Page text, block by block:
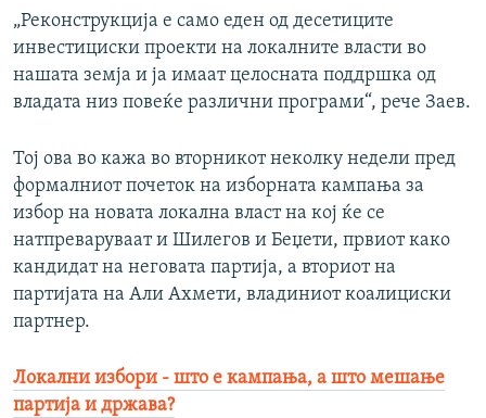
„Реконструкција е само еден од десетиците
инвестициски проекти на локалните власти во
нашата земја и ја имаат целосната поддршка од
владата низ повеќе различни програми“, рече Заев.
Тој ова во кажа во вторникот неколку недели пред
формалниот почеток на изборната кампања за
избор на новата локална власт на кој ќе се
натпреваруваат и Шилегов и Беџети, првиот како
кандидат на неговата партија, а вториот на
партијата на Али Ахмети, владиниот коалициски
партнер.
Локални избори - што е кампања, а што мешање
партија и држава?